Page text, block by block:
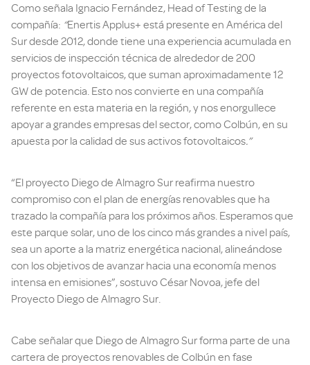
Como señala Ignacio Fernández, Head of Testing de la
compañía: “Enertis Applus+ está presente en América del
Sur desde 2012, donde tiene una experiencia acumulada en
servicios de inspección técnica de alrededor de 200
proyectos fotovoltaicos, que suman aproximadamente 12
GW de potencia. Esto nos convierte en una compañía
referente en esta materia en la región, y nos enorgullece
apoyar a grandes empresas del sector, como Colbún, en su
apuesta por la calidad de sus activos fotovoltaicos.”
“El proyecto Diego de Almagro Sur reafirma nuestro
compromiso con el plan de energías renovables que ha
trazado la compañía para los próximos años. Esperamos que
este parque solar, uno de los cinco más grandes a nivel país,
sea un aporte a la matriz energética nacional, alineándose
con los objetivos de avanzar hacia una economía menos
intensa en emisiones”, sostuvo César Novoa, jefe del
Proyecto Diego de Almagro Sur.
Cabe señalar que Diego de Almagro Sur forma parte de una
cartera de proyectos renovables de Colbún en fase